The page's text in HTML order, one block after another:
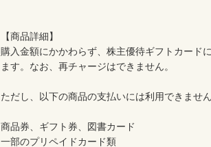
【商品詳細】
購入金額にかかわらず、株主優待ギフトカード
ます。なお、再チャージはできません。
ただし、以下の商品の支払いには利用できません
商品券、ギフト券、図書カード
一部のプリペイドカード類